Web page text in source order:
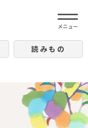
読みもの